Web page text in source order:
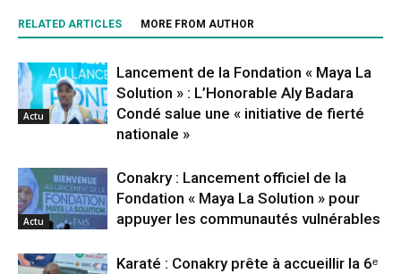
RELATED ARTICLES MORE FROM AUTHOR
Actu
Lancement de la Fondation « Maya La
Solution » : L’Honorable Aly Badara
Condé salue une « initiative de fierté
nationale »
Actu
Conakry : Lancement officiel de la
Fondation « Maya La Solution » pour
appuyer les communautés vulnérables
Karaté : Conakry prête à accueillir la 6ᵉ